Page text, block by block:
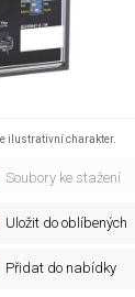
ilustrativní charakter.
Soubory ke stažení
Uložit do oblíbených
Přidat do nabídky